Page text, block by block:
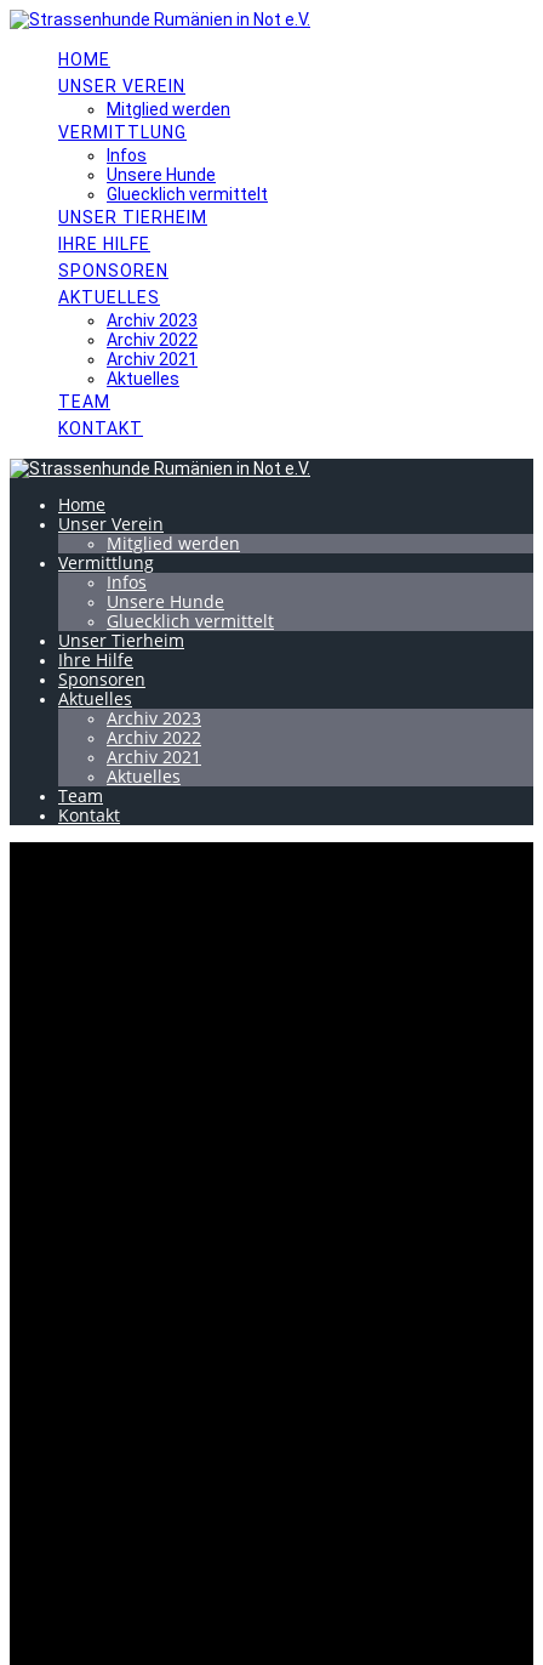
Skip
contentHOME
UNSER VEREIN
Mitglied werden
VERMITTLUNG
Infos
Unsere Hunde
Gluecklich vermittelt
UNSER TIERHEIM
IHRE HILFE
SPONSOREN
AKTUELLES
Archiv 2023
Archiv 2022
Archiv 2021
Aktuelles
TEAM
KONTAKT
Home
Unser Verein
Mitglied werden
Vermittlung
Infos
Unsere Hunde
Gluecklich vermittelt
Unser Tierheim
Ihre Hilfe
Sponsoren
Aktuelles
Archiv 2023
Archiv 2022
Archiv 2021
Aktuelles
Team
Kontakt